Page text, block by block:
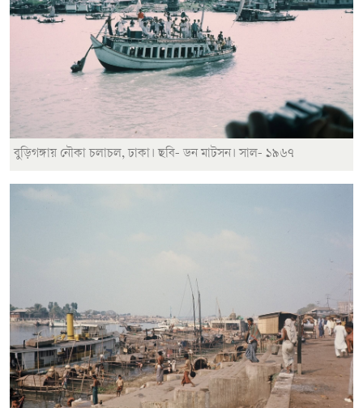
বুড়িগঙ্গায় নৌকা চলাচল, ঢাকা। ছবি- ডন মাটসন। সাল- ১৯৬৭